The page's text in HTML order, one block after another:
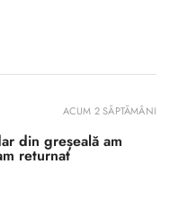
din greșeală am
returnat
ACUM 2 SĂPTĂMÂNI